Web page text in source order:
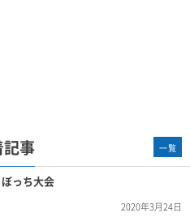
事
っち大会
2020年3月24日
一覧